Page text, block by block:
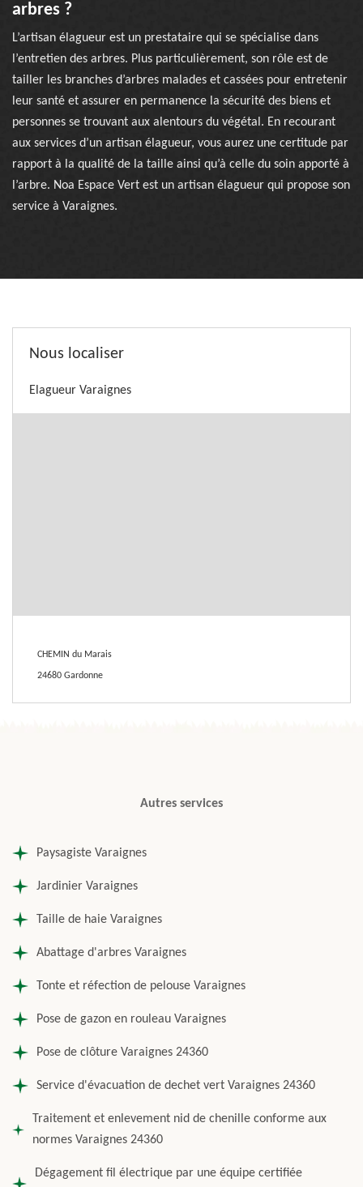
arbres ?
L’artisan élagueur est un prestataire qui se spécialise dans
l’entretien des arbres. Plus particulièrement, son rôle est de
tailler les branches d’arbres malades et cassées pour entretenir
leur santé et assurer en permanence la sécurité des biens et
personnes se trouvant aux alentours du végétal. En recourant
aux services d’un artisan élagueur, vous aurez une certitude par
rapport à la qualité de la taille ainsi qu’à celle du soin apporté à
l’arbre. Noa Espace Vert est un artisan élagueur qui propose son
service à Varaignes.
Nous localiser
Elagueur Varaignes
CHEMIN du Marais
24680 Gardonne
Autres services
Paysagiste Varaignes
Jardinier Varaignes
Taille de haie Varaignes
Abattage d'arbres Varaignes
Tonte et réfection de pelouse Varaignes
Pose de gazon en rouleau Varaignes
Pose de clôture Varaignes 24360
Service d'évacuation de dechet vert Varaignes 24360
Traitement et enlevement nid de chenille conforme aux
normes Varaignes 24360
Dégagement fil électrique par une équipe certifiée